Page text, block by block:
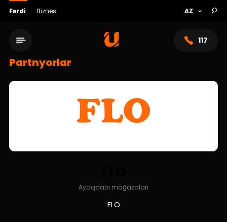
Fərdi Biznes
117
Bank haqqında
Partnyorlar
Ayaqqabı mağazaları
FLO